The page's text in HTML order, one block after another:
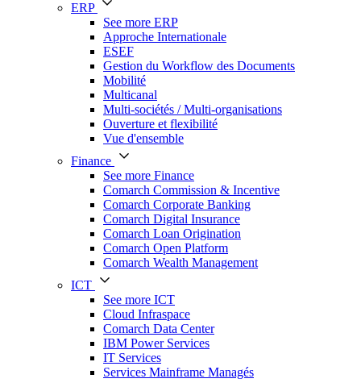
ERP
See more ERP
Approche Internationale
ESEF
Gestion du Workflow des Documents
Mobilité
Multicanal
Multi-sociétés / Multi-organisations
Ouverture et flexibilité
Vue d'ensemble
Finance
See more Finance
Comarch Commission & Incentive
Comarch Corporate Banking
Comarch Digital Insurance
Comarch Loan Origination
Comarch Open Platform
Comarch Wealth Management
ICT
See more ICT
Cloud Infraspace
Comarch Data Center
IBM Power Services
IT Services
Services Mainframe Managés